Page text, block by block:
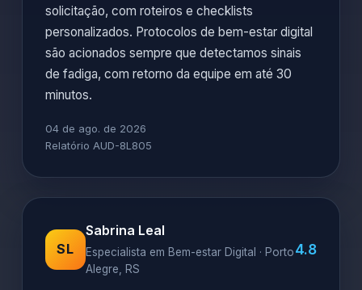
solicitação, com roteiros e checklists
personalizados. Protocolos de bem-estar digital
são acionados sempre que detectamos sinais
de fadiga, com retorno da equipe em até 30
minutos.
04 de ago. de 2026
Relatório AUD-8L805
SL
Sabrina Leal
Especialista em Bem-estar Digital · Porto
Alegre, RS
4.8